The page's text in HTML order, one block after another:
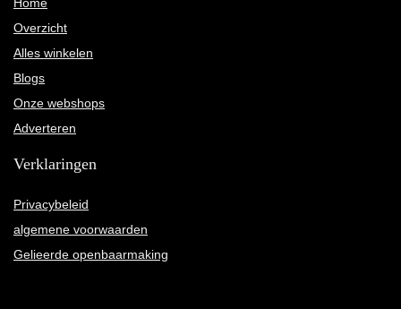
Overzicht
Alles winkelen
Blogs
Onze webshops
Adverteren
Verklaringen
Privacybeleid
algemene voorwaarden
Gelieerde openbaarmaking